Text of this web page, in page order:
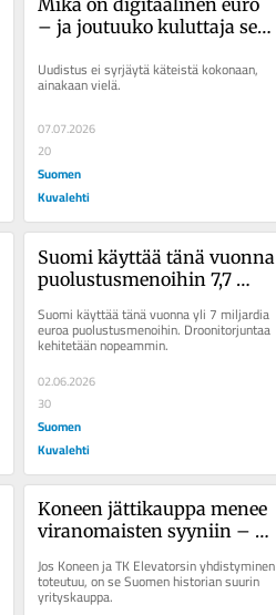
– ja joutuuko kuluttaja sen
Uudistus ei syrjäytä käteistä kokonaan,
ainakaan vielä.
07.07.2026
20
Suomen
Kuvalehti
Suomi käyttää tänä vuonna
puolustus­menoihin 7,7
Jaakkola: Rakennamme
uskottavaa pelotetta
Suomi käyttää tänä vuonna yli 7 miljardia
euroa puolustusmenoihin. Droonitorjuntaa
kehitetään nopeammin.
02.06.2026
30
Suomen
Kuvalehti
Koneen jättikauppa menee
viranomaisten syyniin –
minkälaisia ehtoja
asetetaan”
Jos Koneen ja TK Elevatorsin yhdistyminen
toteutuu, on se Suomen historian suurin
yrityskauppa.